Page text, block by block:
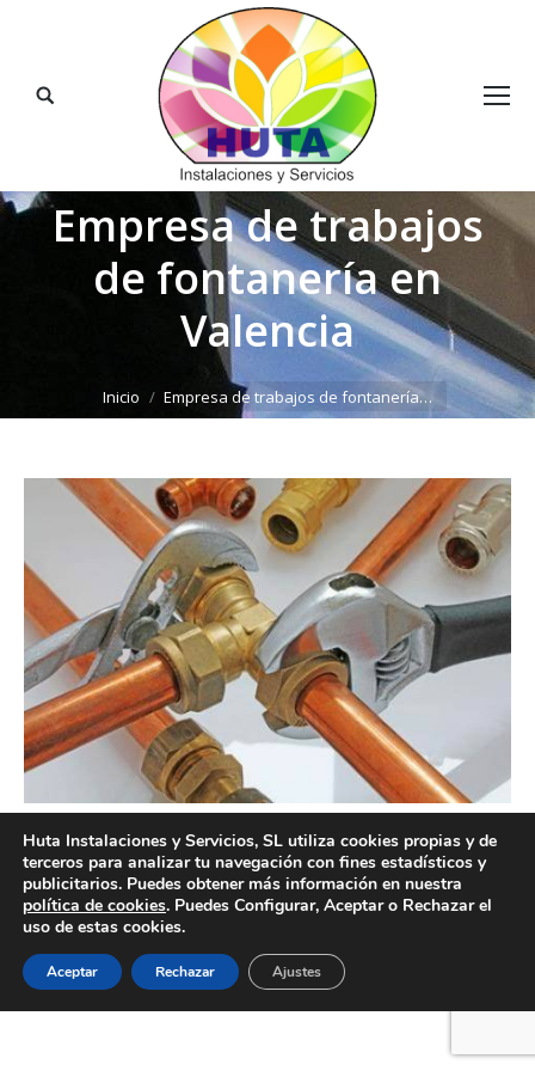
Buscar:
Empresa de trabajos
de fontanería en
Valencia
Inicio Empresa de trabajos de fontanería…
Empresa de trabajos de fontanería en Valencia
Información legal
Huta Instalaciones y Servicios, SL utiliza cookies propias y de
terceros para analizar tu navegación con fines estadísticos y
publicitarios. Puedes obtener más información en nuestra
política de cookies. Puedes Configurar, Aceptar o Rechazar el
uso de estas cookies.
Aceptar Rechazar Ajustes